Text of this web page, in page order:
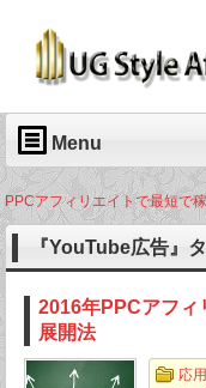
Menu
PPCアフィリエイトで最短で
『YouTube広告』
2016年PPCアフィ
展開法
応用